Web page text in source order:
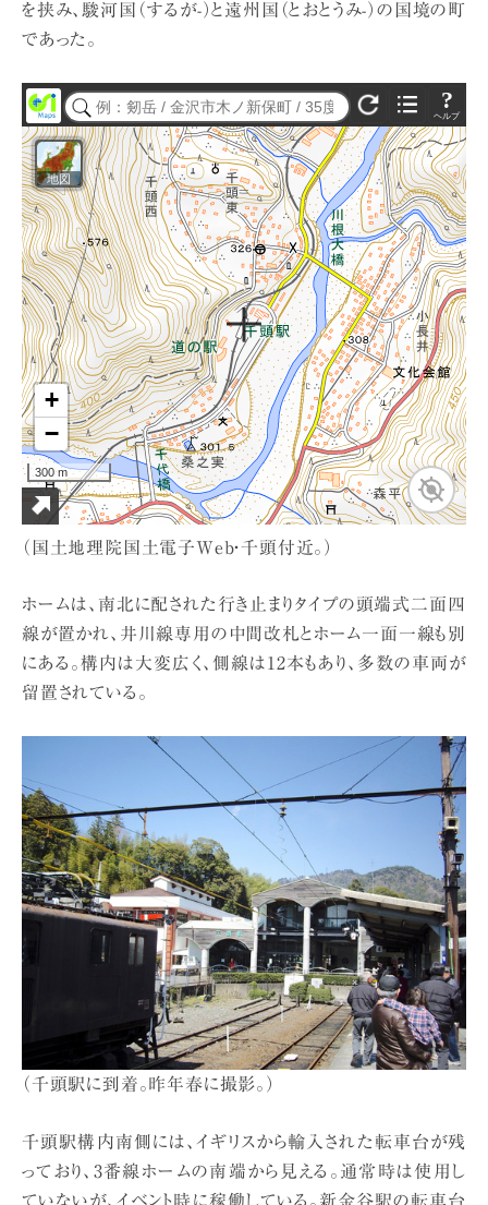
を挟み、駿河国（するが-）と遠州国（とおとうみ-）の国境の町
であった。
（国土地理院国土電子Web・千頭付近。）
ホームは、南北に配された行き止まりタイプの頭端式二面四
線が置かれ、井川線専用の中間改札とホーム一面一線も別
にある。構内は大変広く、側線は12本もあり、多数の車両が
留置されている。
（千頭駅に到着。昨年春に撮影。）
千頭駅構内南側には、イギリスから輸入された転車台が残
っており、3番線ホームの南端から見える。通常時は使用し
ていないが、イベント時に稼働している。新金谷駅の転車台